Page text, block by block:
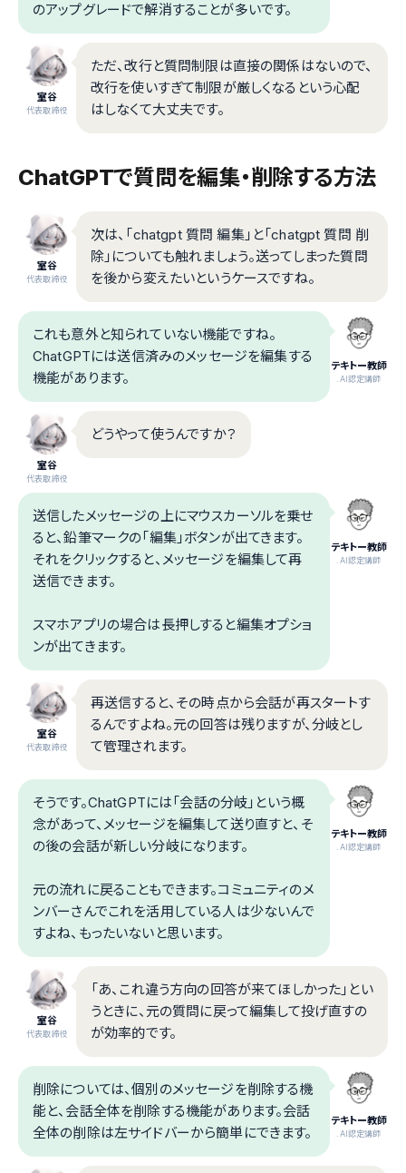
のアップグレードで解消することが多いです。
室谷
代表取締役
ただ、改行と質問制限は直接の関係はないので、
改行を使いすぎて制限が厳しくなるという心配
はしなくて大丈夫です。
ChatGPTで質問を編集・削除する方法
室谷
代表取締役
次は、「chatgpt 質問 編集」と「chatgpt 質問 削
除」についても触れましょう。送ってしまった質問
を後から変えたいというケースですね。
テキトー教師
.AI認定講師
これも意外と知られていない機能ですね。
ChatGPTには送信済みのメッセージを編集する
機能があります。
室谷
代表取締役
どうやって使うんですか？
テキトー教師
.AI認定講師
送信したメッセージの上にマウスカーソルを乗せ
ると、鉛筆マークの「編集」ボタンが出てきます。
それをクリックすると、メッセージを編集して再
送信できます。
スマホアプリの場合は長押しすると編集オプショ
ンが出てきます。
室谷
代表取締役
再送信すると、その時点から会話が再スタートす
るんですよね。元の回答は残りますが、分岐とし
て管理されます。
テキトー教師
.AI認定講師
そうです。ChatGPTには「会話の分岐」という概
念があって、メッセージを編集して送り直すと、そ
の後の会話が新しい分岐になります。
元の流れに戻ることもできます。コミュニティのメ
ンバーさんでこれを活用している人は少ないんで
すよね、もったいないと思います。
室谷
代表取締役
「あ、これ違う方向の回答が来てほしかった」とい
うときに、元の質問に戻って編集して投げ直すの
が効率的です。
テキトー教師
.AI認定講師
削除については、個別のメッセージを削除する機
能と、会話全体を削除する機能があります。会話
全体の削除は左サイドバーから簡単にできます。